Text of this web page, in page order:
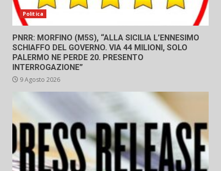
Politica
PNRR: MORFINO (M5S), “ALLA SICILIA L’ENNESIMO
SCHIAFFO DEL GOVERNO. VIA 44 MILIONI, SOLO
PALERMO NE PERDE 20. PRESENTO
INTERROGAZIONE”
9 Agosto 2026